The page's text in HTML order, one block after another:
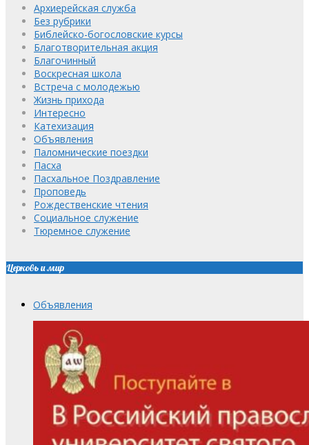
Архиерейская служба
Без рубрики
Библейско-богословские курсы
Благотворительная акция
Благочинный
Воскресная школа
Встреча с молодежью
Жизнь прихода
Интересно
Катехизация
Объявления
Паломнические поездки
Пасха
Пасхальное Поздравление
Проповедь
Рождественские чтения
Социальное служение
Тюремное служение
Церковь и мир
Объявления